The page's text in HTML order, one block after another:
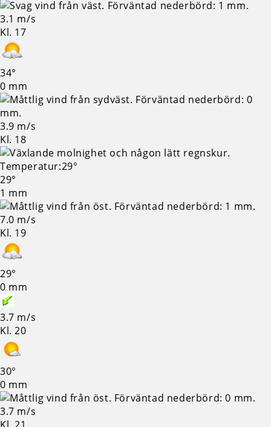
3.1 m/s
Kl. 17
34°
0 mm
3.9 m/s
Kl. 18
29°
1 mm
7.0 m/s
Kl. 19
29°
0 mm
3.7 m/s
Kl. 20
30°
0 mm
3.7 m/s